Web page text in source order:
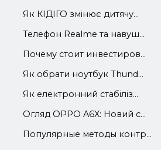
Як КІДІГО змінює дитячу...
Телефон Realme та навуш...
Почему стоит инвестиров...
Як обрати ноутбук Thund...
Як електронний стабіліз...
Огляд OPPO A6X: Новий с...
Популярные методы контр...